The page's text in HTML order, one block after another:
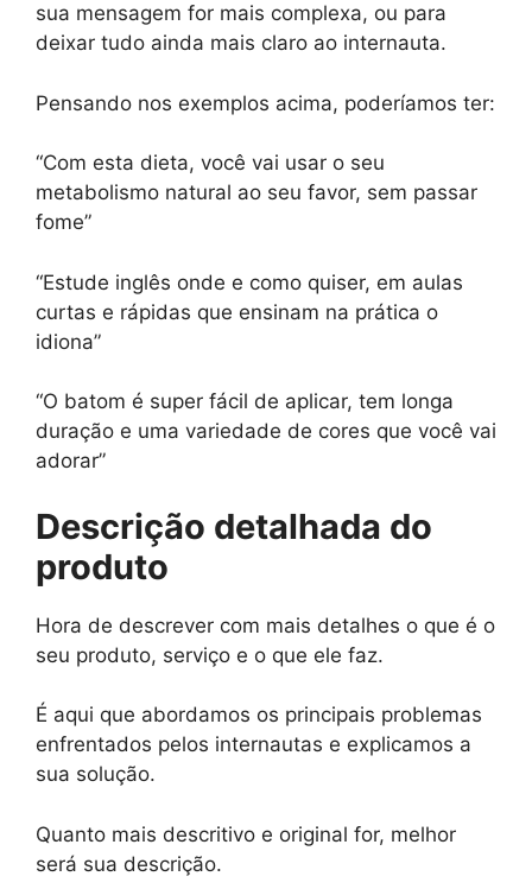
sua mensagem for mais complexa, ou para
deixar tudo ainda mais claro ao internauta.
Pensando nos exemplos acima, poderíamos ter:
“Com esta dieta, você vai usar o seu
metabolismo natural ao seu favor, sem passar
fome”
“Estude inglês onde e como quiser, em aulas
curtas e rápidas que ensinam na prática o
idiona”
“O batom é super fácil de aplicar, tem longa
duração e uma variedade de cores que você vai
adorar”
Descrição detalhada do
produto
Hora de descrever com mais detalhes o que é o
seu produto, serviço e o que ele faz.
É aqui que abordamos os principais problemas
enfrentados pelos internautas e explicamos a
sua solução.
Quanto mais descritivo e original for, melhor
será sua descrição.